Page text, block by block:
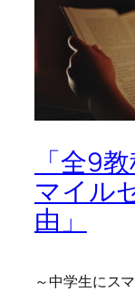
「全9
マイル
由」
～中学生にス